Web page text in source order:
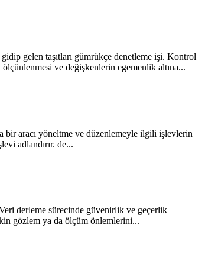
gelen taşıtları gümrükçe denetleme işi. Kontrol
ve değişkenlerin egemenlik altına...
aracı yöneltme ve düzenlemeyle ilgili işlevlerin
adlandırır. de...
derleme sürecinde güvenirlik ve geçerlik
gözlem ya da ölçüm önlemlerini...